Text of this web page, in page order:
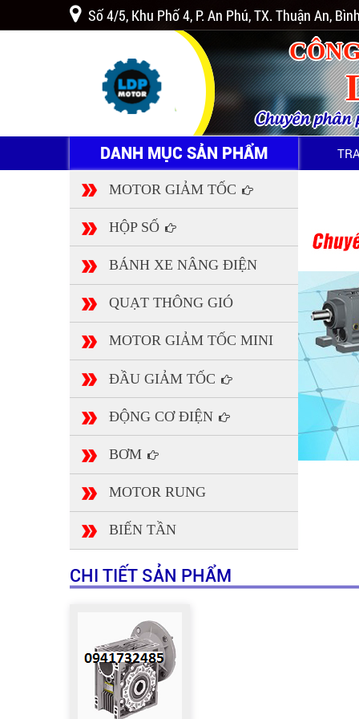
Số 4/5, Khu Phố 4, P. An Phú, TX. Thuận An,
Chuyên phân
DANH MỤC SẢN PHẨM
MOTOR GIẢM TỐC
HỘP SỐ
BÁNH XE NÂNG ĐIỆN
QUẠT THÔNG GIÓ
MOTOR GIẢM TỐC MINI
ĐẦU GIẢM TỐC
ĐỘNG CƠ ĐIỆN
BƠM
MOTOR RUNG
BIẾN TẦN
CHI TIẾT SẢN PHẨM